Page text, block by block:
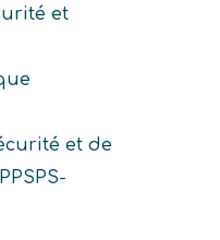
et
et de